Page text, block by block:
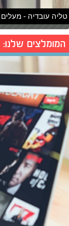
טליה עובדיה - מעלים
המומלצים שלנו: